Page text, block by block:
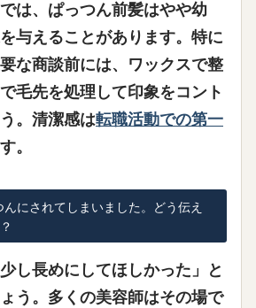
は、ぱっつん前髪はやや幼
与えることがあります。特に
な商談前には、ワックスで整
毛先を処理して印象をコント
。清潔感は転職活動での第一
。
にされてしまいました。どう伝え
し長めにしてほしかった」と
う。多くの美容師はその場で